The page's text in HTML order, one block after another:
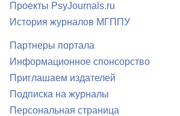
Проекты PsyJournals.ru
История журналов МГППУ
Партнеры портала
Информационное спонсорство
Приглашаем издателей
Подписка на журналы
Персональная страница